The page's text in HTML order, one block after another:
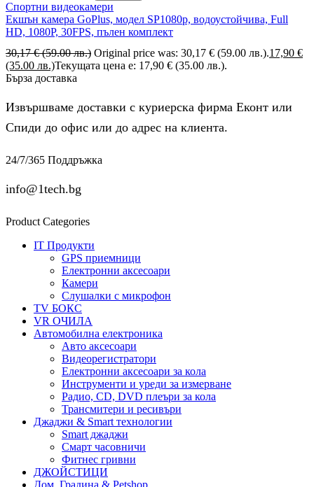
Спортни видеокамери
Екшън камера GoPlus, модел SP1080p, водоустойчива, Full
HD, 1080P, 30FPS, пълен комплект
30,17€ (59.00 лв.) Original price was: 30,17 € (59.00 лв.).17,90 €
(35.00 лв.)Текущата цена е: 17,90 € (35.00 лв.).
Бърза доставка
Извършваме доставки с куриерска фирма Еконт или
Спиди до офис или до адрес на клиента.
24/7/365 Поддръжка
info@1tech.bg
Product Categories
IT Продукти
GPS приемници
Електронни аксесоари
Камери
Слушалки с микрофон
TV БОКС
VR ОЧИЛА
Автомобилна електроника
Авто аксесоари
Видеорегистратори
Електронни аксесоари за кола
Инструменти и уреди за измерване
Радио, CD, DVD плеъри за кола
Трансмитери и ресивъри
Джаджи & Smart технологии
Smart джаджи
Смарт часовничи
Фитнес гривни
ДЖОЙСТИЦИ
Дом, Градина & Petshop